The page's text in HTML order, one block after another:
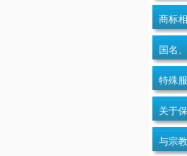
商标
国名
特殊
关于
与宗